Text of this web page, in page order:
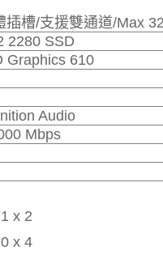
插槽/支援雙通道/Max
2280 SSD
Graphics 610
Audio
Mbps
x 2
x 4